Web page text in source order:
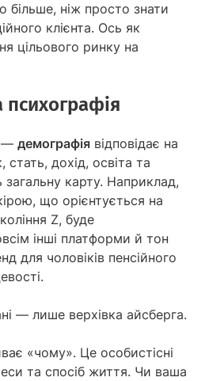
більше, ніж просто знати
клієнта. Ось як
цільового ринку на
психографія
— демографія відповідає на
стать, дохід, освіта та
карту. Наприклад,
що орієнтується на
Z, буде
інші платформи й тон
для чоловіків пенсійного
— лише верхівка айсберга.
«чому». Це особистісні
та спосіб життя. Чи ваша